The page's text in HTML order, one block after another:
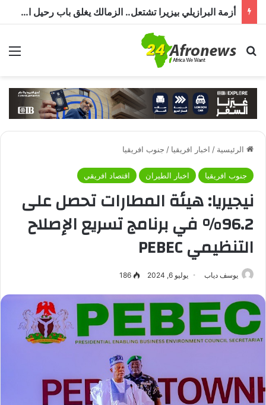
أزمة البرازيلي بيزيرا تشتعل.. الزمالك يغلق باب رحيل اللاعب ويؤكد : « لن ندخل في مفاوضات بشأن أي عروض »
بحث عن
الرئيسية / اخبار افريقيا / جنوب افريقيا
جنوب افريقيا اخبار الطيران اقتصاد افريقي
نيجيريا: هيئة المطارات تحصل على
96.2% في برنامج تسريع الإصلاح
التنظيمي PEBEC
يوسف دياب يوليو 6, 2024 186